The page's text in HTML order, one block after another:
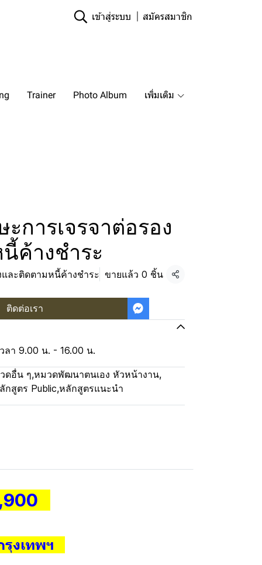
เข้าสู่ระบบ สมัครสมาชิก
Trainer Photo Album เพิ่มเติม
การเจรจาต่อรอง
ค้างชำระ
และติดตามหนี้ค้างชำระ ขายแล้ว 0 ชิ้น แชร์
ติดต่อเรา
ลา 9.00 น. - 16.00 น.
ดอื่น ๆ,หมวดพัฒนาตนเอง หัวหน้างาน,
กสูตร Public,หลักสูตรแนะนำ
รุงเทพฯ